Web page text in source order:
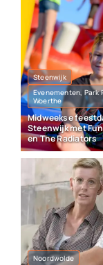
Steenwijk
Evenementen, Park
Woerthe
Midweekse
Steenwijk met
en The Radiators
Noordwolde